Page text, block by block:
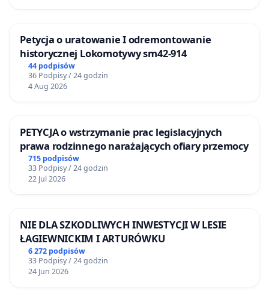
Petycja o uratowanie I odremontowanie
historycznej Lokomotywy sm42-914
44 podpisów
36 Podpisy / 24 godzin
4 Aug 2026
PETYCJA o wstrzymanie prac legislacyjnych
prawa rodzinnego narażających ofiary przemocy
715 podpisów
33 Podpisy / 24 godzin
22 Jul 2026
NIE DLA SZKODLIWYCH INWESTYCJI W LESIE
ŁAGIEWNICKIM I ARTURÓWKU
6 272 podpisów
33 Podpisy / 24 godzin
24 Jun 2026